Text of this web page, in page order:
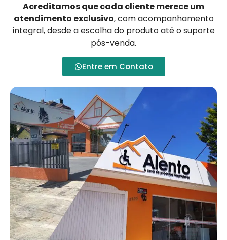
Acreditamos que cada cliente merece um
atendimento exclusivo, com acompanhamento
integral, desde a escolha do produto até o suporte
pós-venda.
Entre em Contato